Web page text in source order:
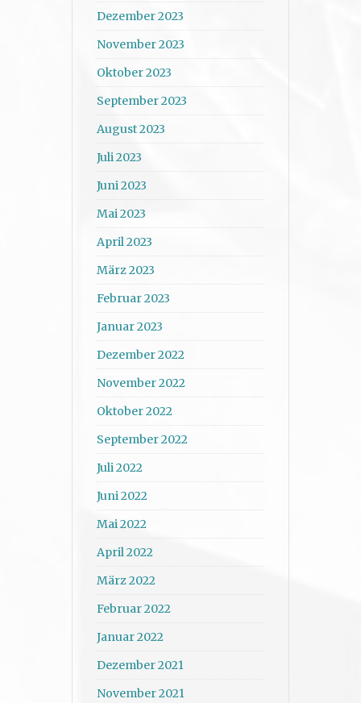
Dezember 2023
November 2023
Oktober 2023
September 2023
August 2023
Juli 2023
Juni 2023
Mai 2023
April 2023
März 2023
Februar 2023
Januar 2023
Dezember 2022
November 2022
Oktober 2022
September 2022
Juli 2022
Juni 2022
Mai 2022
April 2022
März 2022
Februar 2022
Januar 2022
Dezember 2021
November 2021